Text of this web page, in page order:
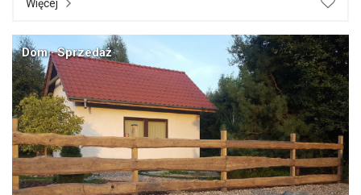
Więcej
Dom · Sprzedaż